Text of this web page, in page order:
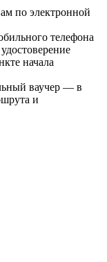
по электронной
телефона
начала
ваучер — в
и